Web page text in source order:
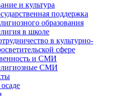
и культура
поддержка
образования
в школе
в культурно-
сфере
и СМИ
СМИ